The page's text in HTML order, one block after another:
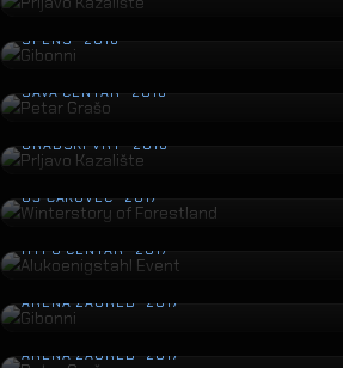
Gibonni
SPENS · 2018
Petar Grašo
SAVA CENTAR · 2018
Prljavo Kazalište
GRADSKI VRT · 2018
Winterstory of Forestland
GŠ ČAKOVEC · 2017
Alukoenigstahl Event
HYPO CENTAR · 2017
Gibonni
ARENA ZAGREB · 2017
Petar Grašo
ARENA ZAGREB · 2017